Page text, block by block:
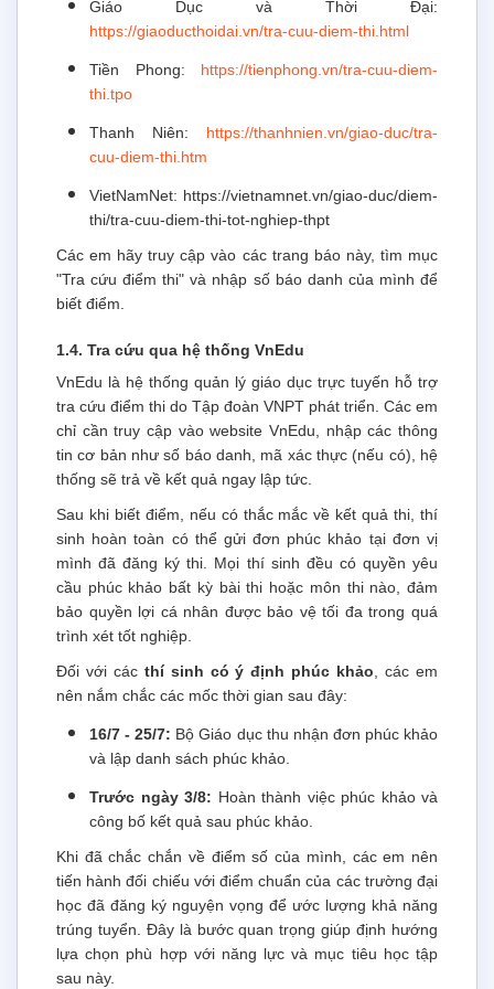
Giáo Dục và Thời Đại:
https://giaoducthoidai.vn/tra-cuu-diem-thi.html
Tiền Phong: https://tienphong.vn/tra-cuu-diem-
thi.tpo
Thanh Niên: https://thanhnien.vn/giao-duc/tra-
cuu-diem-thi.htm
VietNamNet: https://vietnamnet.vn/giao-duc/diem-
thi/tra-cuu-diem-thi-tot-nghiep-thpt
Các em hãy truy cập vào các trang báo này, tìm mục
"Tra cứu điểm thi" và nhập số báo danh của mình để
biết điểm.
1.4. Tra cứu qua hệ thống VnEdu
VnEdu là hệ thống quản lý giáo dục trực tuyến hỗ trợ
tra cứu điểm thi do Tập đoàn VNPT phát triển. Các em
chỉ cần truy cập vào website VnEdu, nhập các thông
tin cơ bản như số báo danh, mã xác thực (nếu có), hệ
thống sẽ trả về kết quả ngay lập tức.
Sau khi biết điểm, nếu có thắc mắc về kết quả thi, thí
sinh hoàn toàn có thể gửi đơn phúc khảo tại đơn vị
mình đã đăng ký thi. Mọi thí sinh đều có quyền yêu
cầu phúc khảo bất kỳ bài thi hoặc môn thi nào, đảm
bảo quyền lợi cá nhân được bảo vệ tối đa trong quá
trình xét tốt nghiệp.
Đối với các thí sinh có ý định phúc khảo , các em
nên nắm chắc các mốc thời gian sau đây:
16/7 - 25/7: Bộ Giáo dục thu nhận đơn phúc khảo
và lập danh sách phúc khảo.
Trước ngày 3/8: Hoàn thành việc phúc khảo và
công bố kết quả sau phúc khảo.
Khi đã chắc chắn về điểm số của mình, các em nên
tiến hành đối chiếu với điểm chuẩn của các trường đại
học đã đăng ký nguyện vọng để ước lượng khả năng
trúng tuyển. Đây là bước quan trọng giúp định hướng
lựa chọn phù hợp với năng lực và mục tiêu học tập
sau này.